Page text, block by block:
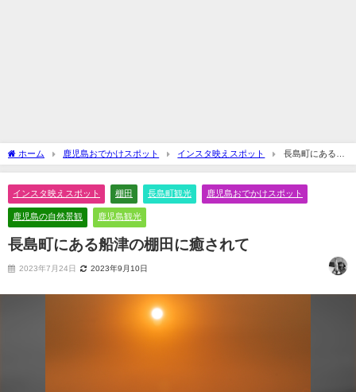
ホーム 鹿児島おでかけスポット インスタ映えスポット
長島町にある船
津の棚田に癒されて
インスタ映えスポット 棚田 長島町観光 鹿児島おでかけスポット
鹿児島の自然景観 鹿児島観光
長島町にある船津の棚田に癒されて
2023年7月24日 2023年9月10日